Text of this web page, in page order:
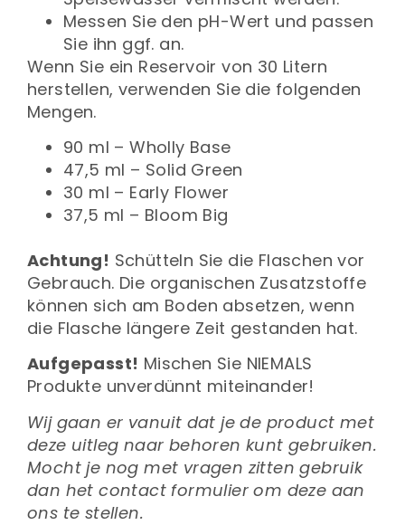
Messen Sie den pH-Wert und passen
Sie ihn ggf. an.
Wenn Sie ein Reservoir von 30 Litern
herstellen, verwenden Sie die folgenden
Mengen.
90 ml – Wholly Base
47,5 ml – Solid Green
30 ml – Early Flower
37,5 ml – Bloom Big
Achtung! Schütteln Sie die Flaschen vor
Gebrauch. Die organischen Zusatzstoffe
können sich am Boden absetzen, wenn
die Flasche längere Zeit gestanden hat.
Aufgepasst! Mischen Sie NIEMALS
Produkte unverdünnt miteinander!
Wij gaan er vanuit dat je de product met
deze uitleg naar behoren kunt gebruiken.
Mocht je nog met vragen zitten gebruik
dan het contact formulier om deze aan
ons te stellen.